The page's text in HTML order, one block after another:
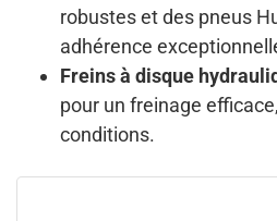
robustes et des pneus
adhérence
Freins à disque
pour un freinage
conditions.